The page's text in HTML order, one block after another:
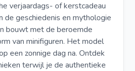
verjaardags- of kerstcadeau
de geschiedenis en mythologie
bouwt met de beroemde
van minifiguren. Het model
een zonnige dag na. Ontdek
terwijl je de authentieke